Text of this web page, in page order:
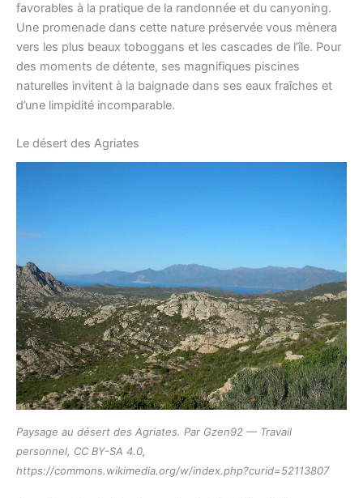
favorables à la pratique de la randonnée et du canyoning.
Une promenade dans cette nature préservée vous mènera
vers les plus beaux toboggans et les cascades de l’île. Pour
des moments de détente, ses magnifiques piscines
naturelles invitent à la baignade dans ses eaux fraîches et
d’une limpidité incomparable.
Le désert des Agriates
Paysage au désert des Agriates. Par Gzen92 — Travail
personnel, CC BY-SA 4.0,
https://commons.wikimedia.org/w/index.php?curid=52113807